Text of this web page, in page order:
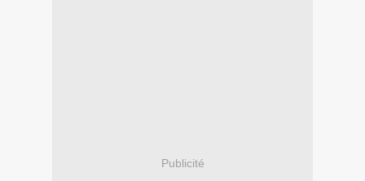
Publicité